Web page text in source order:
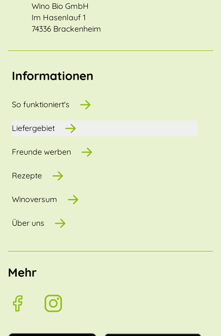
Wino Bio GmbH
Im Hasenlauf 1
74336 Brackenheim
Informationen
So funktioniert's
Liefergebiet
Freunde werben
Rezepte
Winoversum
Über uns
Mehr